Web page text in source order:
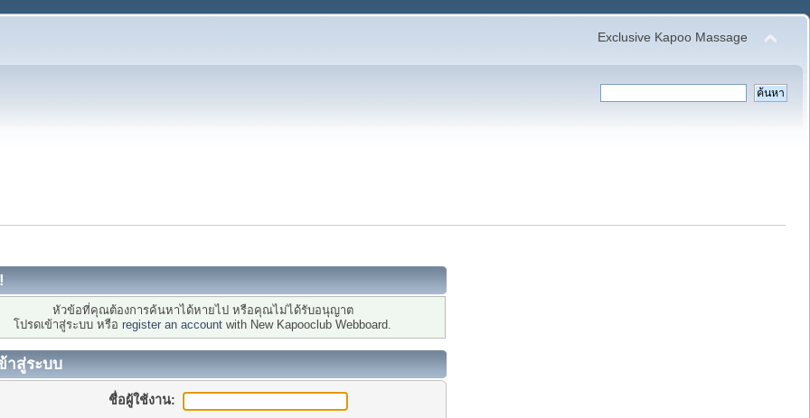
Exclusive Kapoo Massage
หัวข้อที่คุณต้องการค้นหาได้หายไป หรือคุณไม่ได้รับอนุญาต
โปรดเข้าสู่ระบบ หรือ register an account with New Kapooclub Webboard.
าสู่ระบบ
ชื่อผู้ใช้งาน: